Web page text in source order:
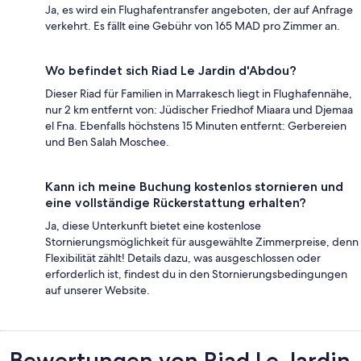
Ja, es wird ein Flughafentransfer angeboten, der auf Anfrage
verkehrt. Es fällt eine Gebühr von 165 MAD pro Zimmer an.
Wo befindet sich Riad Le Jardin d'Abdou?
Dieser Riad für Familien in Marrakesch liegt in Flughafennähe,
nur 2 km entfernt von: Jüdischer Friedhof Miaara und Djemaa
el Fna. Ebenfalls höchstens 15 Minuten entfernt: Gerbereien
und Ben Salah Moschee.
Kann ich meine Buchung kostenlos stornieren und
eine vollständige Rückerstattung erhalten?
Ja, diese Unterkunft bietet eine kostenlose
Stornierungsmöglichkeit für ausgewählte Zimmerpreise, denn
Flexibilität zählt! Details dazu, was ausgeschlossen oder
erforderlich ist, findest du in den Stornierungsbedingungen
auf unserer Website.